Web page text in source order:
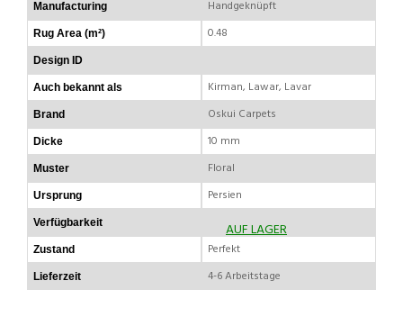
Manufacturing Handgeknüpft
Rug Area (m²) 0.48
Design ID
Auch bekannt als Kirman, Lawar, Lavar
Brand Oskui Carpets
Dicke 10 mm
Muster Floral
Ursprung Persien
Verfügbarkeit AUF LAGER
Zustand Perfekt
Lieferzeit 4-6 Arbeitstage